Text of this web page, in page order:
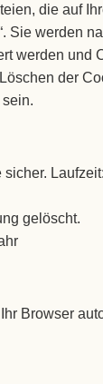
die auf
Sie werden
werden und
der
gelöscht.
Browser